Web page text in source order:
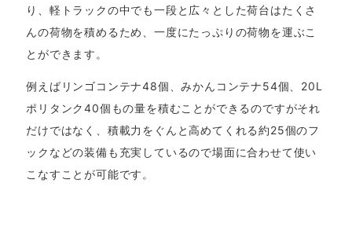
り、軽トラックの中でも一段と広々とした荷台はたくさ
んの荷物を積めるため、一度にたっぷりの荷物を運ぶこ
とができます。
例えばリンゴコンテナ48個、みかんコンテナ54個、20L
ポリタンク40個もの量を積むことができるのですがそれ
だけではなく、積載力をぐんと高めてくれる約25個のフ
ックなどの装備も充実しているので場面に合わせて使い
こなすことが可能です。